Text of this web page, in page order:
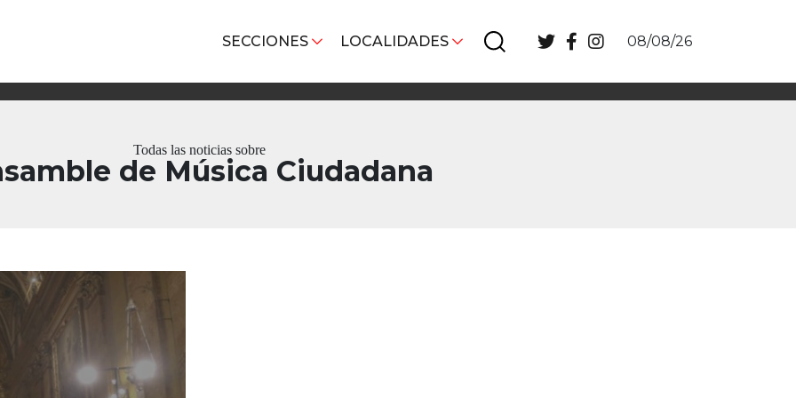
SECCIONES LOCALIDADES 08/08/26
Todas las noticias sobre
de Música Ciudadana